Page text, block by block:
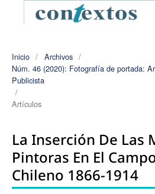
Inicio / Archivos /
Núm. 46 (2020): Fotografía de portada:
Publicista
/
Artículos
La Inserción De Las
Pintoras En El
Chileno 1866-1914